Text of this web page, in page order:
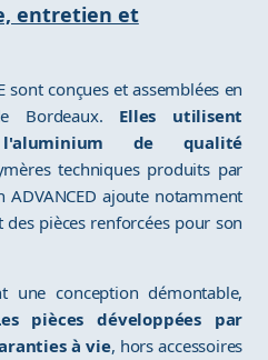
entretien et
sont conçues et assemblées en
Bordeaux. Elles utilisent
de qualité
techniques produits par
ajoute notamment
pièces renforcées pour son
une conception démontable,
pièces développées par
à vie, hors accessoires